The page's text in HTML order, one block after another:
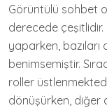
Görüntülü sohbet
derecede çeşitlidir.
yaparken,
benimsemiştir.
roller
dönüşürken, diğer